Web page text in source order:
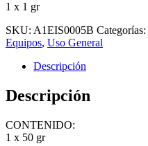
1 x 1 gr
SKU: A1EIS0005B Categorías:
Equipos, Uso General
Descripción
Descripción
CONTENIDO:
1 x 50 gr